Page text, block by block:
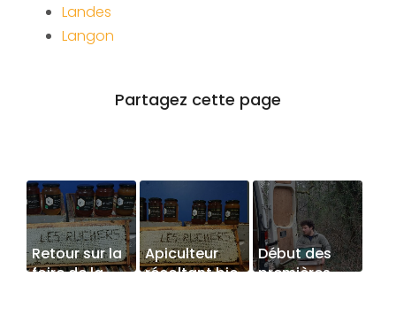
Landes
Langon
Retour sur la
foire de la
Apiculteur
récoltant bio
Début des
premières